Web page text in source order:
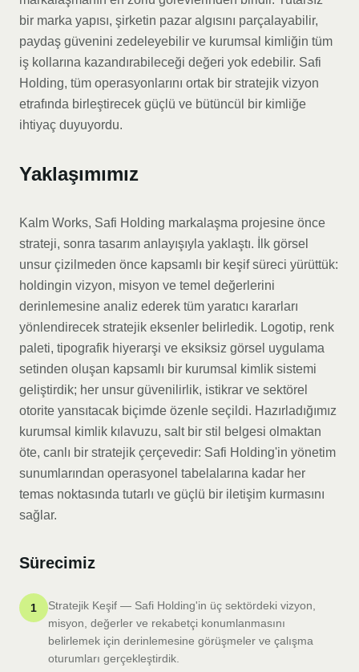
bir marka yapısı, şirketin pazar algısını parçalayabilir,
paydaş güvenini zedeleyebilir ve kurumsal kimliğin tüm
iş kollarına kazandırabileceği değeri yok edebilir. Safi
Holding, tüm operasyonlarını ortak bir stratejik vizyon
etrafında birleştirecek güçlü ve bütüncül bir kimliğe
ihtiyaç duyuyordu.
Yaklaşımımız
Kalm Works, Safi Holding markalaşma projesine önce
strateji, sonra tasarım anlayışıyla yaklaştı. İlk görsel
unsur çizilmeden önce kapsamlı bir keşif süreci yürüttük:
holdingin vizyon, misyon ve temel değerlerini
derinlemesine analiz ederek tüm yaratıcı kararları
yönlendirecek stratejik eksenler belirledik. Logotip, renk
paleti, tipografik hiyerarşi ve eksiksiz görsel uygulama
setinden oluşan kapsamlı bir kurumsal kimlik sistemi
geliştirdik; her unsur güvenilirlik, istikrar ve sektörel
otorite yansıtacak biçimde özenle seçildi. Hazırladığımız
kurumsal kimlik kılavuzu, salt bir stil belgesi olmaktan
öte, canlı bir stratejik çerçevedir: Safi Holding'in yönetim
sunumlarından operasyonel tabelalarına kadar her
temas noktasında tutarlı ve güçlü bir iletişim kurmasını
sağlar.
Sürecimiz
1
Stratejik Keşif — Safi Holding'in üç sektördeki vizyon,
misyon, değerler ve rekabetçi konumlanmasını
belirlemek için derinlemesine görüşmeler ve çalışma
oturumları gerçekleştirdik.